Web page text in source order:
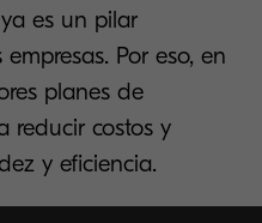
es un pilar
Por eso, en
planes de
reducir costos y
y eficiencia.